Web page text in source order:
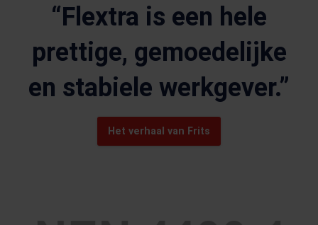
“Flextra is een hele
prettige, gemoedelijke
en stabiele werkgever.”
Het verhaal van Frits